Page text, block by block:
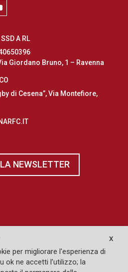
A RL
Giordano Bruno, 1 – Ravenna
di Cesena”, Via Montefiore,
NEWSLETTER
X
per migliorare l'esperienza di
ok ne accetti l'utilizzo; la